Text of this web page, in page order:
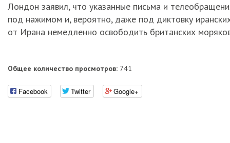
Лондон заявил, что указанные письма и
под нажимом и, вероятно, даже под диктовку
от Ирана немедленно освободить британских
Общее количество просмотров: 741
Facebook Twitter Google+